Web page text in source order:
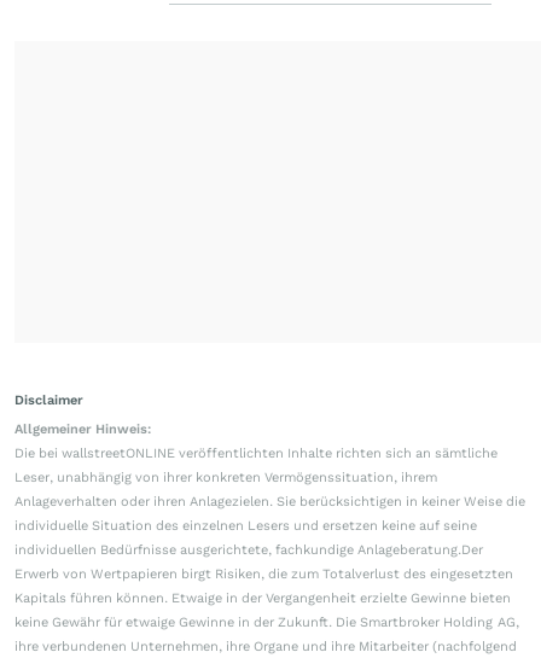
Disclaimer
Allgemeiner Hinweis:
Die bei wallstreetONLINE veröffentlichten Inhalte richten sich an sämtliche
Leser, unabhängig von ihrer konkreten Vermögenssituation, ihrem
Anlageverhalten oder ihren Anlagezielen. Sie berücksichtigen in keiner Weise die
individuelle Situation des einzelnen Lesers und ersetzen keine auf seine
individuellen Bedürfnisse ausgerichtete, fachkundige Anlageberatung.Der
Erwerb von Wertpapieren birgt Risiken, die zum Totalverlust des eingesetzten
Kapitals führen können. Etwaige in der Vergangenheit erzielte Gewinne bieten
keine Gewähr für etwaige Gewinne in der Zukunft. Die Smartbroker Holding AG,
ihre verbundenen Unternehmen, ihre Organe und ihre Mitarbeiter (nachfolgend